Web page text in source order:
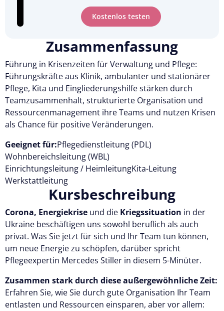
Kostenlos testen
Zusammenfassung
Führung in Krisenzeiten für Verwaltung und Pflege:
Führungskräfte aus Klinik, ambulanter und stationärer
Pflege, Kita und Eingliederungshilfe stärken durch
Teamzusammenhalt, strukturierte Organisation und
Ressourcenmanagement ihre Teams und nutzen Krisen
als Chance für positive Veränderungen.
Geeignet für:Pflegedienstleitung (PDL)
Wohnbereichsleitung (WBL)
Einrichtungsleitung / HeimleitungKita-Leitung
Werkstattleitung
Kursbeschreibung
Corona, Energiekrise und die Kriegssituation in der
Ukraine beschäftigen uns sowohl beruflich als auch
privat. Was Sie jetzt für sich und Ihr Team tun können,
um neue Energie zu schöpfen, darüber spricht
Pflegeexpertin Mercedes Stiller in diesem 5-Minüter.
Zusammen stark durch diese außergewöhnliche Zeit:
Erfahren Sie, wie Sie durch gute Organisation Ihr Team
entlasten und Ressourcen einsparen, aber vor allem: